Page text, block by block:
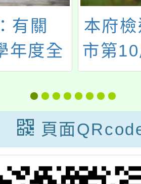
有關
年度全
樂比賽
實施計
團隊經
講座」
貴校鼓
本府
市第
員桌
施計
頁面